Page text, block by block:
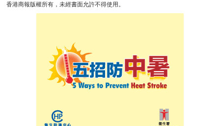
香港商報版權所有，未經書面允許不得使用。